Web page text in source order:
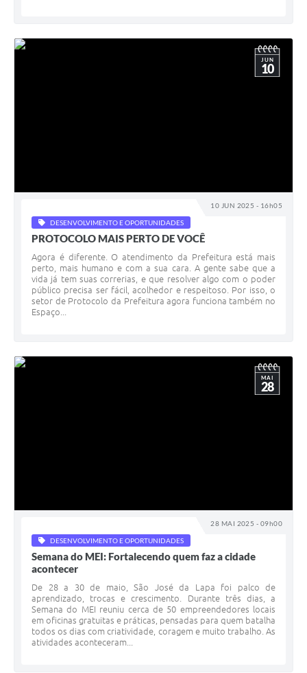
10 JUN 2025 - 16h05
JUN
10
DESENVOLVIMENTO E OPORTUNIDADES
PROTOCOLO MAIS PERTO DE VOCÊ
Agora é diferente. O atendimento da Prefeitura está mais
perto, mais humano e com a sua cara. A gente sabe que a
vida já tem suas correrias, e que resolver algo com o poder
público precisa ser fácil, acolhedor e respeitoso. Por isso, o
setor de Protocolo da Prefeitura agora funciona também no
Espaço...
28 MAI 2025 - 09h00
MAI
28
DESENVOLVIMENTO E OPORTUNIDADES
Semana do MEI: Fortalecendo quem faz a cidade
acontecer
De 28 a 30 de maio, São José da Lapa foi palco de
aprendizado, trocas e crescimento. Durante três dias, a
Semana do MEI reuniu cerca de 50 empreendedores locais
em oficinas gratuitas e práticas, pensadas para quem batalha
todos os dias com criatividade, coragem e muito trabalho. As
atividades aconteceram...